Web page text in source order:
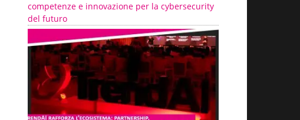
competenze e innovazione per la cybersecurity
del futuro